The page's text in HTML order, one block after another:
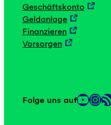
Geschäftskonto
Geldanlage
Finanzieren
Vorsorgen
Folge uns aufYouTube InstagramRSS-Feed